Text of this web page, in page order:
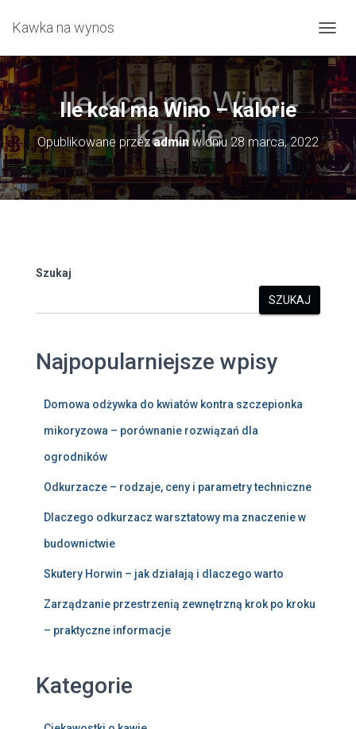
Kawka na wynos
R
E
Ł
Ą
C
Z
N
A
Ile kcal ma Wino – kalorie
Opublikowane przezadminw dniu28 marca, 2022
Szukaj
SZUKAJ
Najpopularniejsze wpisy
Domowa odżywka do kwiatów kontra szczepionka
mikoryzowa – porównanie rozwiązań dla
ogrodników
Odkurzacze – rodzaje, ceny i parametry techniczne
Dlaczego odkurzacz warsztatowy ma znaczenie w
budownictwie
Skutery Horwin – jak działają i dlaczego warto
Zarządzanie przestrzenią zewnętrzną krok po kroku
– praktyczne informacje
Kategorie